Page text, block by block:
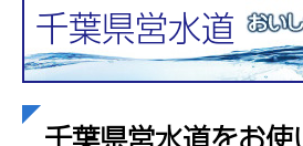
千葉県営水道